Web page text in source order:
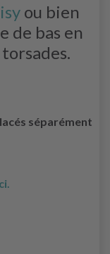
ou bien
de bas en
séparément